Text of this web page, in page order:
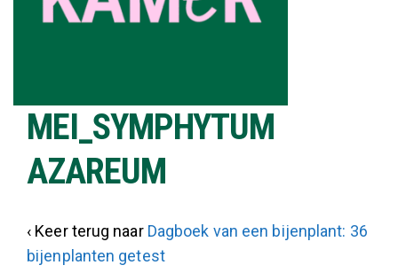
MEI_SYMPHYTUM
AZAREUM
‹ Keer terug naar Dagboek van een bijenplant: 36
bijenplanten getest